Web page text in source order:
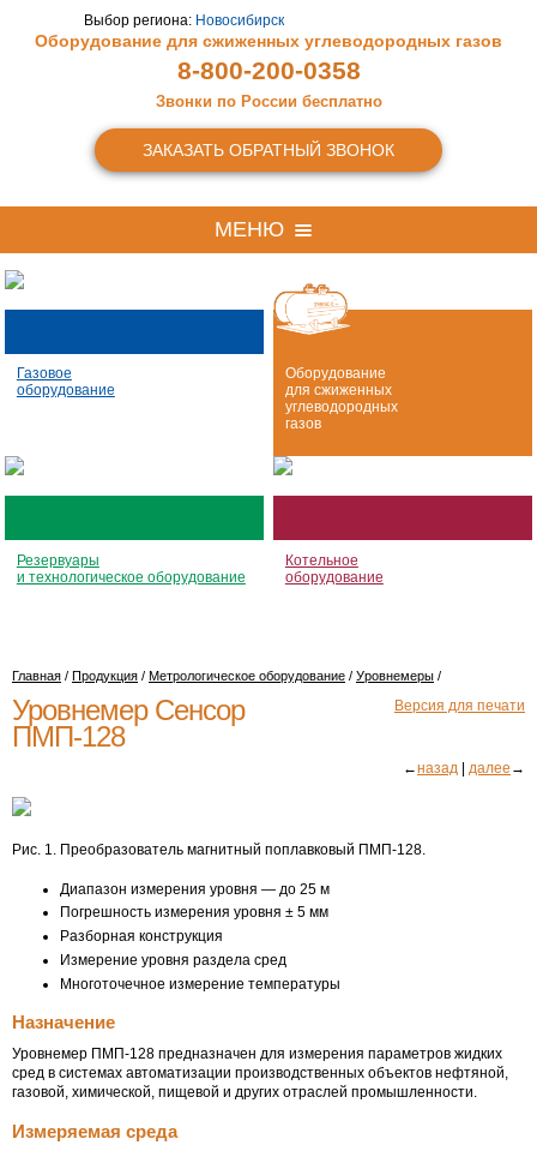
Выбор региона: Новосибирск
Оборудование для сжиженных углеводородных газов
8-800-200-0358
Звонки по России бесплатно
ЗАКАЗАТЬ ОБРАТНЫЙ ЗВОНОК
МЕНЮ
Газовое
оборудование
Оборудование
для сжиженных
углеводородных
газов
Резервуары
и технологическое оборудование
Котельное
оборудование
Главная / Продукция / Метрологическое оборудование / Уровнемеры /
Версия для печати
Уровнемер Сенсор
ПМП-128
←назад | далее →
Рис. 1. Преобразователь магнитный поплавковый ПМП-128.
Диапазон измерения уровня — до 25 м
Погрешность измерения уровня ± 5 мм
Разборная конструкция
Измерение уровня раздела сред
Многоточечное измерение температуры
Назначение
Уровнемер ПМП-128 предназначен для измерения параметров жидких
сред в системах автоматизации производственных объектов нефтяной,
газовой, химической, пищевой и других отраслей промышленности.
Измеряемая среда